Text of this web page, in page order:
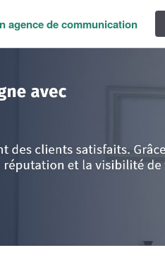
agence de communication